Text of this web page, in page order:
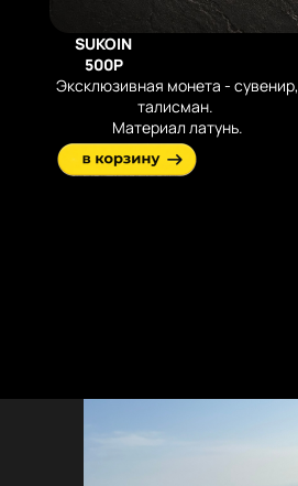
SUKOIN
500Р
Эксклюзивная монета - сувенир,
талисман.
Материал латунь.